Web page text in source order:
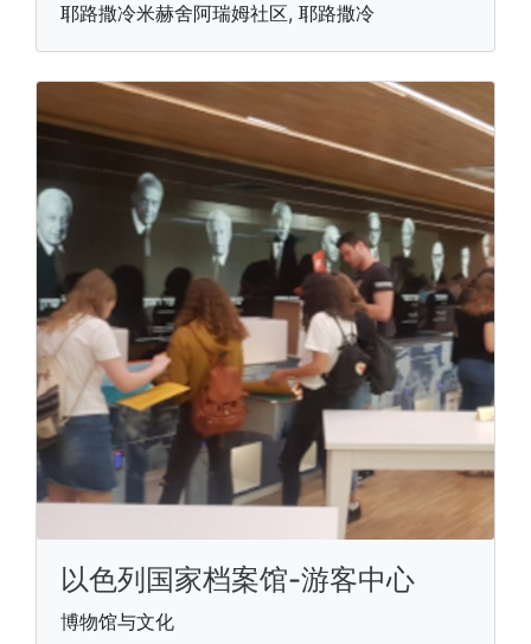
耶路撒冷米赫舍阿瑞姆社区, 耶路撒冷
以色列国家档案馆-游客中心
博物馆与文化